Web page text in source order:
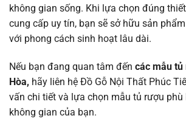
không gian sống. Khi lựa chọn đúng
cung cấp uy tín, bạn sẽ sở hữu sản
với phong cách sinh hoạt lâu dài.
Nếu bạn đang quan tâm đến các mẫu
Hòa, hãy liên hệ Đồ Gỗ Nội Thất Phúc
vấn chi tiết và lựa chọn mẫu tủ rượu phù
không gian của bạn.